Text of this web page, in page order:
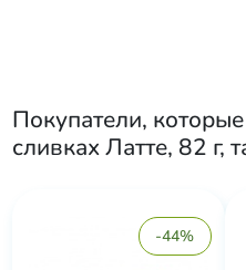
Покупатели,
сливках Латте, 82 г,
-44%